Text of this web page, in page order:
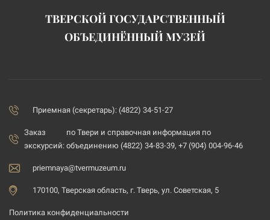
ТВЕРСКОЙ ГОСУДАРСТВЕННЫЙ
ОБЪЕДИНЁННЫЙ МУЗЕЙ
Приемная (секретарь): (4822) 34-51-27
Заказ
экскурсий:
по Твери и справочная информация по
объединению (4822) 34-83-39, +7 (904) 004-96-46
priemnaya@tvermuzeum.ru
170100, Тверская область, г. Тверь, ул. Советская, 5
Политика конфиденциальности